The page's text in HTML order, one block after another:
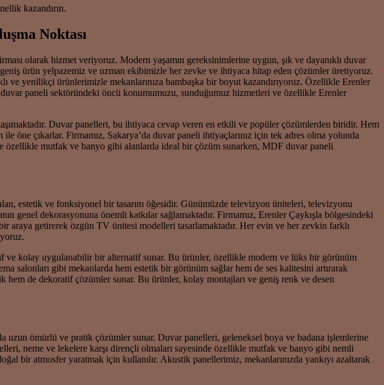
kazandırın.
Noktası
olarak hizmet veriyoruz. Modern yaşamın gereksinimlerine uygun, şık ve dayanıklı duvar
ürün yelpazemiz ve uzman ekibimizle her zevke ve ihtiyaca hitap eden çözümler üretiyoruz.
yenilikçi ürünlerimizle mekanlarınıza bambaşka bir boyut kazandırıyoruz. Özellikle Erenler
paneli sektöründeki öncü konumumuzu, sunduğumuz hizmetleri ve özellikle Erenler
Duvar panelleri, bu ihtiyaca cevap veren en etkili ve popüler çözümlerden biridir. Hem
öne çıkarlar. Firmamız, Sakarya’da duvar paneli ihtiyaçlarınız için tek adres olma yolunda
özellikle mutfak ve banyo gibi alanlarda ideal bir çözüm sunarken, MDF duvar paneli
estetik ve fonksiyonel bir tasarım öğesidir. Günümüzde televizyon üniteleri, televizyonu
genel dekorasyonuna önemli katkılar sağlamaktadır. Firmamız, Erenler Çaykışla bölgesindeki
araya getirerek özgün TV ünitesi modelleri tasarlamaktadır. Her evin ve her zevkin farklı
ve kolay uygulanabilir bir alternatif sunar. Bu ürünler, özellikle modern ve lüks bir görünüm
salonları gibi mekanlarda hem estetik bir görünüm sağlar hem de ses kalitesini artırarak
de dekoratif çözümler sunar. Bu ürünler, kolay montajları ve geniş renk ve desen
uzun ömürlü ve pratik çözümler sunar. Duvar panelleri, geleneksel boya ve badana işlemlerine
neme ve lekelere karşı dirençli olmaları sayesinde özellikle mutfak ve banyo gibi nemli
bir atmosfer yaratmak için kullanılır. Akustik panellerimiz, mekanlarınızda yankıyı azaltarak